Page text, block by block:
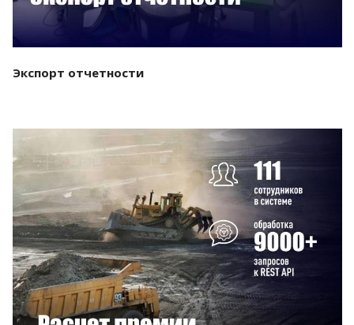
Экспорт отчетности
Смотреть проект